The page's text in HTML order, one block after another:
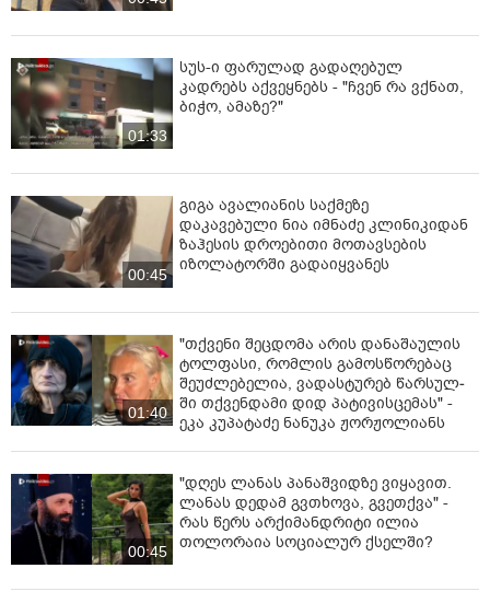
01:33
სუს-ი ფარულად გადაღებულ
კადრებს აქვეყნებს - "ჩვენ რა ვქნათ,
ბიჭო, ამაზე?"
00:45
გიგა ავალიანის საქმეზე
დაკავებული ნია იმნაძე კლინიკიდან
ზაჰესის დროებითი მოთავსების
იზოლატორში გადაიყვანეს
01:40
"თქვენი შეცდომა არის დანაშაულის
ტოლფასი, რომ­ლის გა­მოს­წო­რე­ბაც
შე­უძ­ლე­ბე­ლია, ვა­დას­ტუ­რებ წარ­სულ­
ში თქვენ­და­მი დიდ პა­ტი­ვის­ცე­მას" -
ეკა კუპატაძე ნანუკა ჟორჟოლიანს
00:45
"დღეს ლანას პანაშვიდზე ვიყავით.
ლანას დედამ გვთხოვა, გვეთქვა" -
რას წერს არქიმანდრიტი ილია
თოლორაია სოციალურ ქსელში?